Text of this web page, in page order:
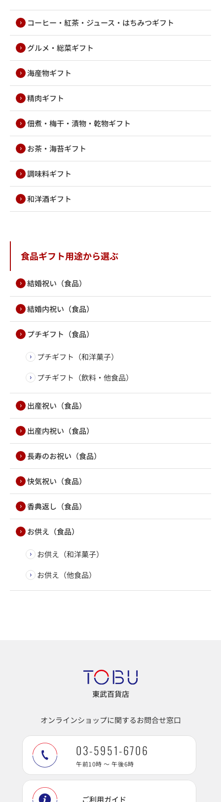
コーヒー・紅茶・ジュース・はちみつギフト
グルメ・総菜ギフト
海産物ギフト
精肉ギフト
佃煮・梅干・漬物・乾物ギフト
お茶・海苔ギフト
調味料ギフト
和洋酒ギフト
食品ギフト用途から選ぶ
結婚祝い（食品）
結婚内祝い（食品）
プチギフト（食品）
プチギフト（和洋菓子）
プチギフト（飲料・他食品）
出産祝い（食品）
出産内祝い（食品）
長寿のお祝い（食品）
快気祝い（食品）
香典返し（食品）
お供え（食品）
お供え（和洋菓子）
お供え（他食品）
東武百貨店
オンラインショップに関するお問合せ窓口
03-5951-6706
午前10時 ～ 午後6時
ご利用ガイド